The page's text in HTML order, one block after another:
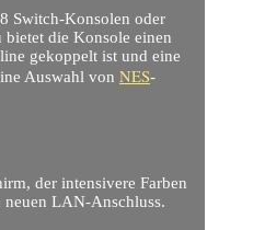
Switch-Konsolen oder
die Konsole einen
gekoppelt ist und eine
Auswahl von NES-
der intensivere Farben
LAN-Anschluss.